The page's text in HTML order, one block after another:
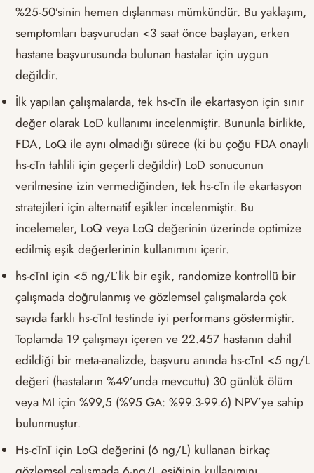
%25-50’sinin hemen dışlanması mümkündür. Bu yaklaşım,
semptomları başvurudan <3 saat önce başlayan, erken
hastane başvurusunda bulunan hastalar için uygun
değildir.
İlk yapılan çalışmalarda, tek hs-cTn ile ekartasyon için sınır
değer olarak LoD kullanımı incelenmiştir. Bununla birlikte,
FDA, LoQ ile aynı olmadığı sürece (ki bu çoğu FDA onaylı
hs-cTn tahlili için geçerli değildir) LoD sonucunun
verilmesine izin vermediğinden, tek hs-cTn ile ekartasyon
stratejileri için alternatif eşikler incelenmiştir. Bu
incelemeler, LoQ veya LoQ değerinin üzerinde optimize
edilmiş eşik değerlerinin kullanımını içerir.
hs-cTnI için <5 ng/L’lik bir eşik, randomize kontrollü bir
çalışmada doğrulanmış ve gözlemsel çalışmalarda çok
sayıda farklı hs-cTnI testinde iyi performans göstermiştir.
Toplamda 19 çalışmayı içeren ve 22.457 hastanın dahil
edildiği bir meta-analizde, başvuru anında hs-cTnI <5 ng/L
değeri (hastaların %49’unda mevcuttu) 30 günlük ölüm
veya MI için %99,5 (%95 GA: %99.3-99.6) NPV’ye sahip
bulunmuştur.
Hs-cTnT için LoQ değerini (6 ng/L) kullanan birkaç